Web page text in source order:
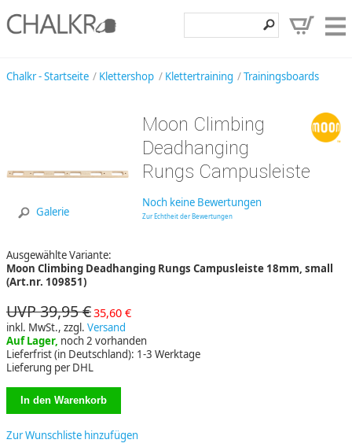
Klettershop
Entdecken
Angebote
Hilfe, Kontakt
Chalkr - Startseite Klettershop Klettertraining Trainingsboards
Galerie
Moon Climbing
Deadhanging
Rungs Campusleiste
Noch keine Bewertungen
Zur Echtheit der Bewertungen
Ausgewählte Variante:
Moon Climbing Deadhanging Rungs Campusleiste 18mm, small
(Art.nr. 109851)
UVP 39,95 €35,60 €
inkl. MwSt., zzgl. Versand
Auf Lager, noch 2 vorhanden
Lieferfrist (in Deutschland): 1-3 Werktage
Lieferung per DHL
Zur Wunschliste hinzufügen